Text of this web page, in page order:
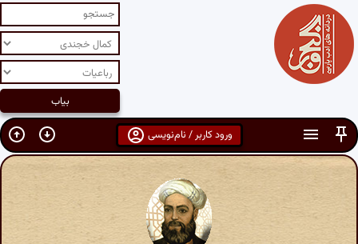
ورود کاربر / نام‌نویسی